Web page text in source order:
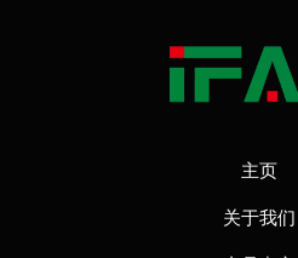
主页
关于我们